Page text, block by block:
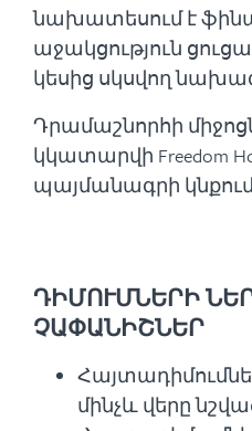
նախատեսում է
աջակցություն
կեսից սկսվող
Դրամաշնորհի
կկատարվի Freedom
պայմանագրի
ԴԻՄՈՒՄՆԵՐԻ
ՉԱՓԱՆԻՇՆԵՐ
մինչև վերը